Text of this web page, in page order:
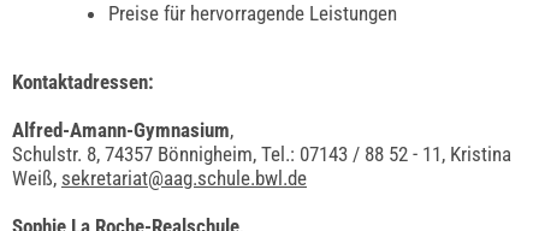
Preise für hervorragende Leistungen
Kontaktadressen:
Alfred-Amann-Gymnasium,
Schulstr. 8, 74357 Bönnigheim, Tel.: 07143 / 88 52 - 11, Kristina
Weiß, sekretariat@aag.schule.bwl.de